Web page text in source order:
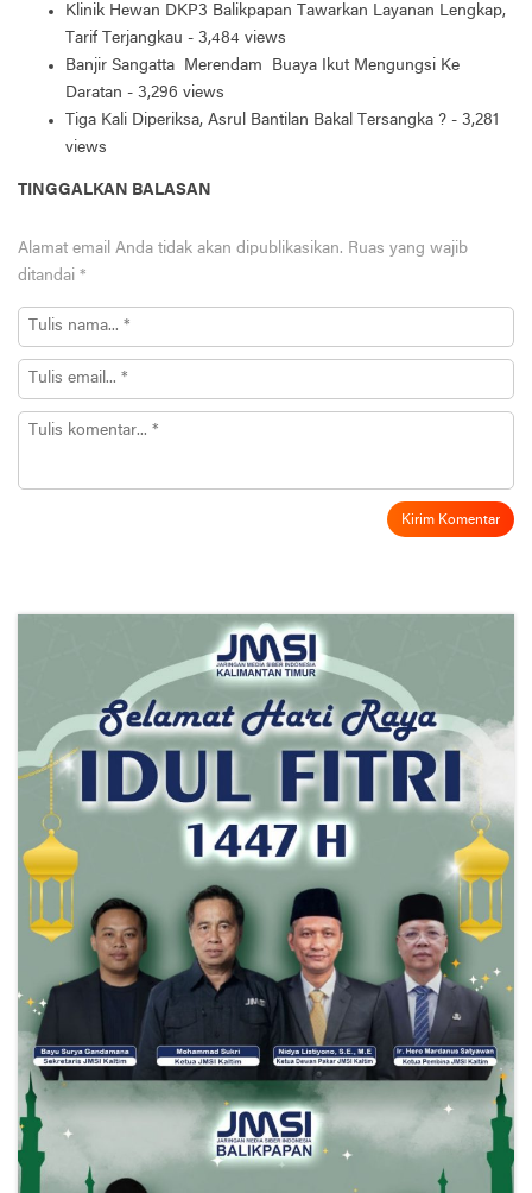
Klinik Hewan DKP3 Balikpapan Tawarkan Layanan Lengkap,
Tarif Terjangkau - 3,484 views
Banjir Sangatta Merendam Buaya Ikut Mengungsi Ke
Daratan - 3,296 views
Tiga Kali Diperiksa, Asrul Bantilan Bakal Tersangka ? - 3,281
views
TINGGALKAN BALASAN
Alamat email Anda tidak akan dipublikasikan. Ruas yang wajib
ditandai *